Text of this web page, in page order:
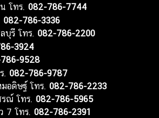
โทร. 082-786-7744
082-786-3336
บุรี โทร. 082-786-2200
3924
9528
. 082-786-9787
อดิษฐ์ โทร. 082-786-2233
ณ์ โทร. 082-786-5965
7 โทร. 082-786-2391